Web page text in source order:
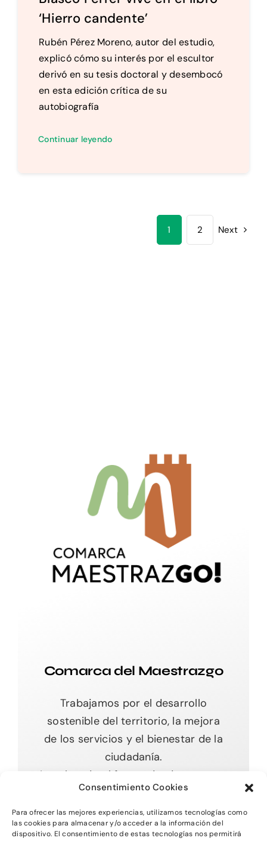
Consentimiento Cookies
Para ofrecer las mejores experiencias, utilizamos tecnologías como
las cookies para almacenar y/o acceder a la información del
dispositivo. El consentimiento de estas tecnologías nos permitirá
‘Hierro candente’
Rubén Pérez Moreno, autor del estudio,
explicó cómo su interés por el escultor
derivó en su tesis doctoral y desembocó
en esta edición crítica de su
autobiografía
Continuar leyendo
1 2 Next
Comarca del Maestrazgo
Trabajamos por el desarrollo
sostenible del territorio, la mejora
de los servicios y el bienestar de la
ciudadanía.
Impulsando el futuro desde nuestras
raíces.